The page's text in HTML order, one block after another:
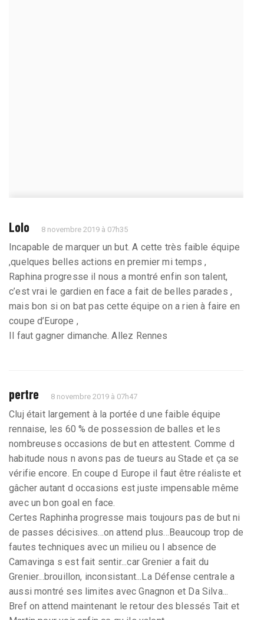
Lolo 8 novembre 2019 à 07h35
Incapable de marquer un but. A cette très faible équipe
,quelques belles actions en premier mi temps ,
Raphina progresse il nous a montré enfin son talent,
c’est vrai le gardien en face a fait de belles parades ,
mais bon si on bat pas cette équipe on a rien à faire en
coupe d’Europe ,
Il faut gagner dimanche. Allez Rennes
pertre 8 novembre 2019 à 07h47
Cluj était largement à la portée d une faible équipe
rennaise, les 60 % de possession de balles et les
nombreuses occasions de but en attestent. Comme d
habitude nous n avons pas de tueurs au Stade et ça se
vérifie encore. En coupe d Europe il faut être réaliste et
gâcher autant d occasions est juste impensable même
avec un bon goal en face.
Certes Raphinha progresse mais toujours pas de but ni
de passes décisives...on attend plus...Beaucoup trop de
fautes techniques avec un milieu ou l absence de
Camavinga s est fait sentir...car Grenier a fait du
Grenier...brouillon, inconsistant...La Défense centrale a
aussi montré ses limites avec Gnagnon et Da Silva...
Bref on attend maintenant le retour des blessés Tait et